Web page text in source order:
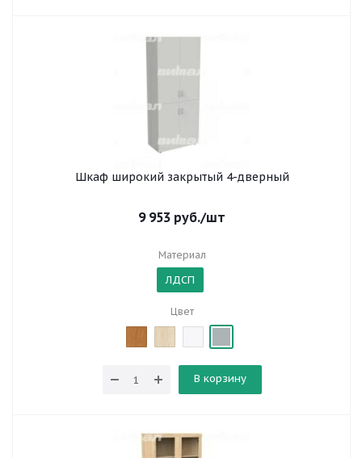
Шкаф широкий закрытый 4-дверный
9 953 руб./шт
Материал
ЛДСП
Цвет
В корзину